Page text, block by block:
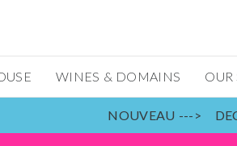
WINES & DOMAINS OUR
NOUVEAU --->